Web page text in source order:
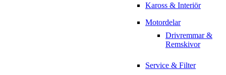
Kaross & Interiör
Motordelar
Drivremmar &
Remskivor
Service & Filter